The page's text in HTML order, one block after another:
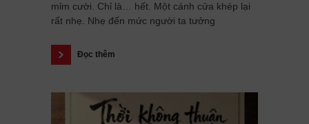
mỉm cười. Chỉ là… hết. Một cánh cửa khép lại
rất nhẹ. Nhẹ đến mức người ta tưởng
Đọc thêm